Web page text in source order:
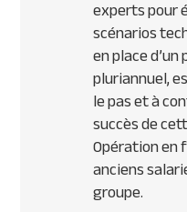
experts pour
scénarios
en place d’un
pluriannuel,
le pas et à
succès de
Opération en
anciens
groupe.